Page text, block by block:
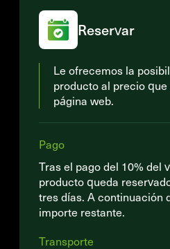
Reservar
Le ofrecemos la
producto al precio
página web.
Pago
Tras el pago del 10% del
producto queda
tres días. A continuación
importe restante.
Transporte